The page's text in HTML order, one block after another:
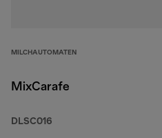
MILCHAUTOMATEN
MixCarafe
DLSC016